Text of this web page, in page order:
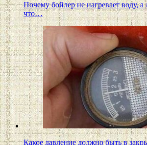
Почему бойлер не нагревает воду, а
что…
Какое давление должно быть в